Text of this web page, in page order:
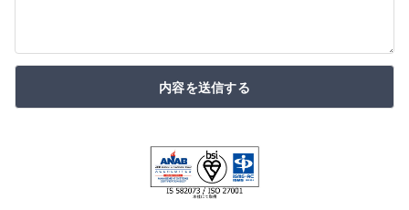
内容を送信する